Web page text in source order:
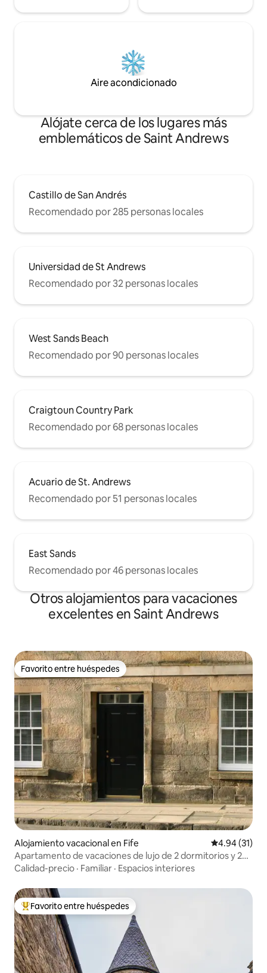
Aire acondicionado
Alójate cerca de los lugares más
emblemáticos de Saint Andrews
Castillo de San Andrés
Recomendado por 285 personas locales
Universidad de St Andrews
Recomendado por 32 personas locales
West Sands Beach
Recomendado por 90 personas locales
Craigtoun Country Park
Recomendado por 68 personas locales
Acuario de St. Andrews
Recomendado por 51 personas locales
East Sands
Recomendado por 46 personas locales
Otros alojamientos para vacaciones
excelentes en Saint Andrews
Favorito entre huéspedes
Favorito entre huéspedes
Alojamiento vacacional en Fife Calificación
4.94 (31)
Apartamento de vacaciones de lujo de 2 dormitorios y 2
baños con jardín secreto
Calidad-precio · Familiar · Espacios interiores
Favorito entre huéspedes preferido
Favorito entre huéspedes